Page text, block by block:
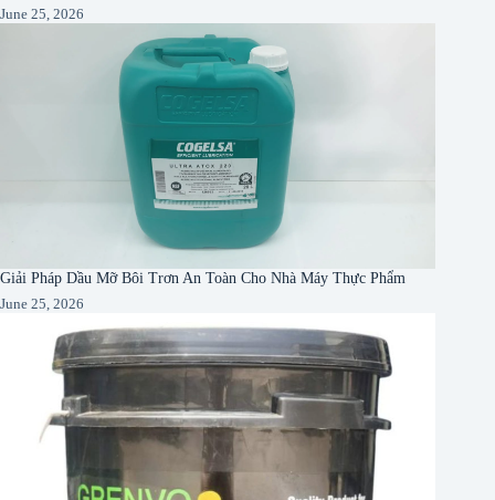
June 25, 2026
Giải Pháp Dầu Mỡ Bôi Trơn An Toàn Cho Nhà Máy Thực Phẩm
June 25, 2026